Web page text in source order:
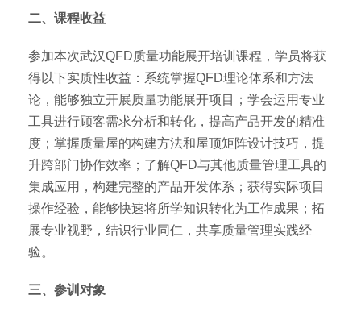
二、课程收益
参加本次武汉QFD质量功能展开培训课程，学员将获
得以下实质性收益：系统掌握QFD理论体系和方法
论，能够独立开展质量功能展开项目；学会运用专业
工具进行顾客需求分析和转化，提高产品开发的精准
度；掌握质量屋的构建方法和屋顶矩阵设计技巧，提
升跨部门协作效率；了解QFD与其他质量管理工具的
集成应用，构建完整的产品开发体系；获得实际项目
操作经验，能够快速将所学知识转化为工作成果；拓
展专业视野，结识行业同仁，共享质量管理实践经
验。
三、参训对象